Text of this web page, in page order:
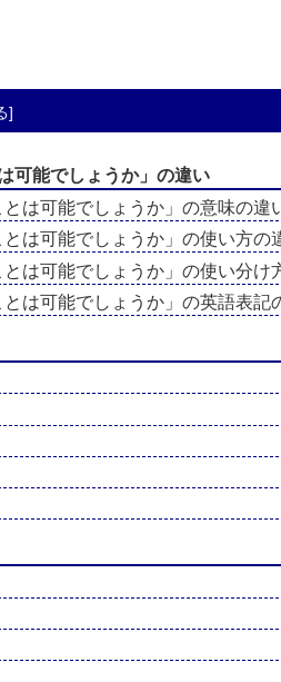
可能でしょうか」の違い
は可能でしょうか」の意味の違
は可能でしょうか」の使い方の
は可能でしょうか」の使い分け
は可能でしょうか」の英語表記